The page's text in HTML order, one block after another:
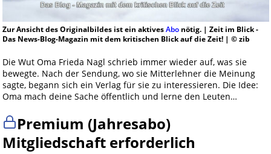
Zur Ansicht des Originalbildes ist ein aktivesAbonötig. | Zeit im Blick -
Das News-Blog-Magazin mit dem kritischen Blick auf die Zeit! | © zib
Die Wut Oma Frieda Nagl schrieb immer wieder auf, was sie
bewegte. Nach der Sendung, wo sie Mitterlehner die Meinung
sagte, begann sich ein Verlag für sie zu interessieren. Die Idee:
Oma mach deine Sache öffentlich und lerne den Leuten…
Premium (Jahresabo)
Mitgliedschaft erforderlich